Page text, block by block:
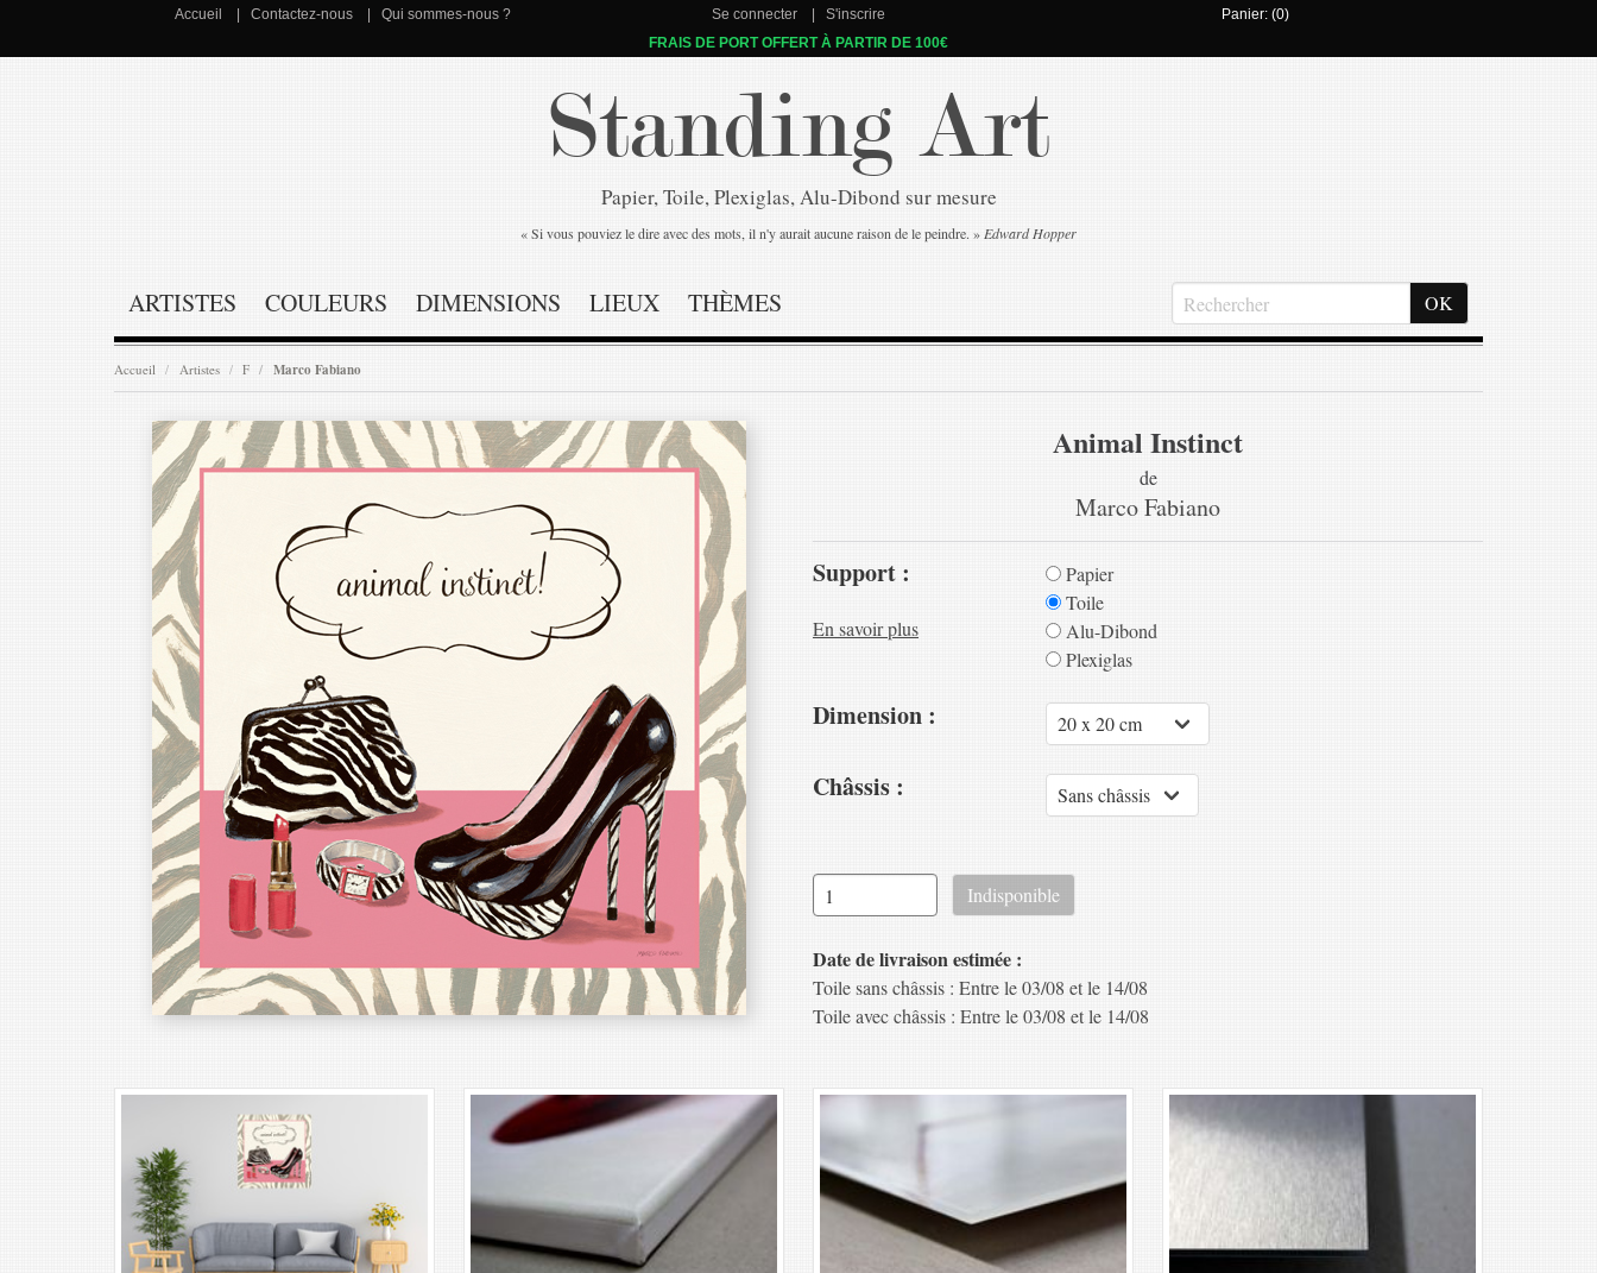
Accueil Contactez-nous Qui sommes-nous ? Se connecter S'inscrire
Panier: (0)
FRAIS DE PORT OFFERT À PARTIR DE 100€
Standing Art
Papier, Toile, Plexiglas, Alu-Dibond sur mesure
« Si vous pouviez le dire avec des mots, il n'y aurait aucune raison de le peindre. » Edward Hopper
ARTISTES COULEURS DIMENSIONS LIEUX THÈMES
Accueil Artistes F Marco Fabiano
Animal Instinct
de
Marco Fabiano
Support :
En savoir plus
Papier
Toile
Alu-Dibond
Plexiglas
Dimension :
Châssis :
Date de livraison estimée :
Toile sans châssis : Entre le 03/08 et le 14/08
Toile avec châssis : Entre le 03/08 et le 14/08